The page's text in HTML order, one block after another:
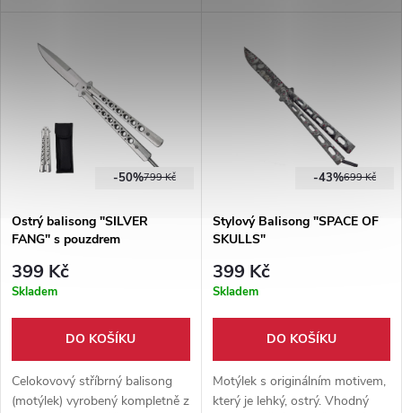
799 Kč
-50%
Ostrý balisong "SILVER
FANG" s pouzdrem
399 Kč
Skladem
DO KOŠÍKU
Celokovový stříbrný balisong
(motýlek) vyrobený kompletně z
699 Kč
-43%
Stylový Balisong "SPACE OF
SKULLS"
399 Kč
Skladem
DO KOŠÍKU
Motýlek s originálním motivem,
který je lehký, ostrý. Vhodný